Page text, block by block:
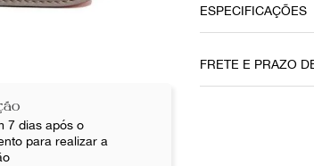
7 dias após o
para realizar a
ESPECIFICAÇÕES
Couro
FRETE E PRAZO